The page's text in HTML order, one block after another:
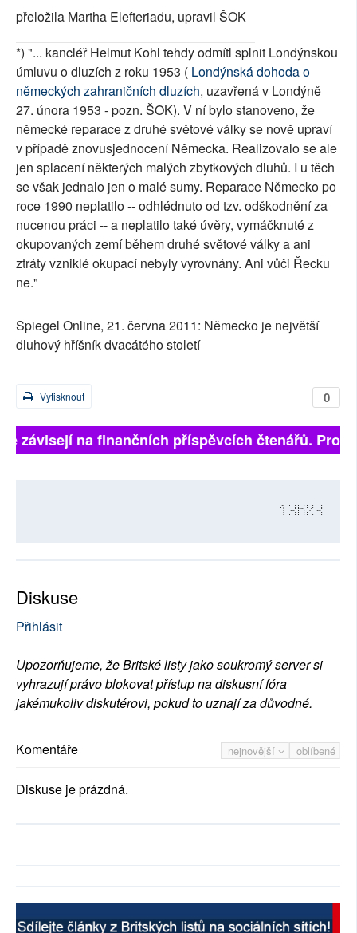
přeložila Martha Elefteriadu, upravil ŠOK
*) "... kancléř Helmut Kohl tehdy odmítl splnit Londýnskou
úmluvu o dluzích z roku 1953 ( Londýnská dohoda o
německých zahraničních dluzích, uzavřená v Londýně
27. února 1953 - pozn. ŠOK). V ní bylo stanoveno, že
německé reparace z druhé světové války se nově upraví
v případě znovusjednocení Německa. Realizovalo se ale
jen splacení některých malých zbytkových dluhů. I u těch
se však jednalo jen o malé sumy. Reparace Německo po
roce 1990 neplatilo -- odhlédnuto od tzv. odškodnění za
nucenou práci -- a neplatilo také úvěry, vymáčknuté z
okupovaných zemí během druhé světové války a ani
ztráty vzniklé okupací nebyly vyrovnány. Ani vůči Řecku
ne."
Spiegel Online, 21. června 2011: Německo je největší
dluhový hříšník dvacátého století
0
Vytisknout
závisejí na finančních příspěvcích čtenářů.
13623
Diskuse
Přihlásit
Upozorňujeme, že Britské listy jako soukromý server si
vyhrazují právo blokovat přístup na diskusní fóra
jakémukoliv diskutérovi, pokud to uznají za důvodné.
nejnovější oblíbené
Komentáře
Diskuse je prázdná.